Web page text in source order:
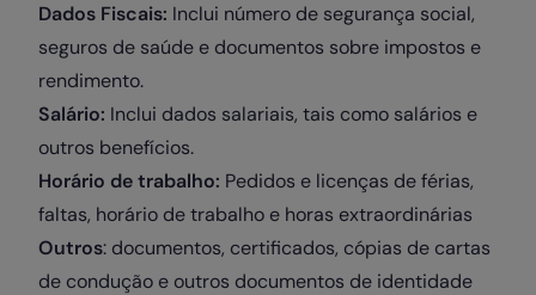
Dados Fiscais: Inclui número de segurança social,
seguros de saúde e documentos sobre impostos e
rendimento.
Salário: Inclui dados salariais, tais como salários e
outros benefícios.
Horário de trabalho: Pedidos e licenças de férias,
faltas, horário de trabalho e horas extraordinárias
Outros: documentos, certificados, cópias de cartas
de condução e outros documentos de identidade